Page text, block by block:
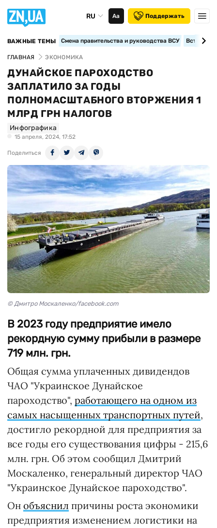
RU Аа Поддержать
ВАЖНЫЕ ТЕМЫ Смена правительства и руководства ВСУ
ГЛАВНАЯ ЭКОНОМИКА
ДУНАЙСКОЕ ПАРОХОДСТВО
ЗАПЛАТИЛО ЗА ГОДЫ
ПОЛНОМАСШТАБНОГО ВТОРЖЕНИЯ 1
МЛРД ГРН НАЛОГОВ
Инфографика
15 апреля, 2024, 17:52
Поделиться
© Дмитро Москаленко/facebook.com
В 2023 году предприятие имело
рекордную сумму прибыли в размере
719 млн. грн.
Общая сумма уплаченных дивидендов
ЧАО "Украинское Дунайское
пароходство", работающего на одном из
самых насыщенных транспортных путей,
достигло рекордной для предприятия за
все годы его существования цифры - 215,6
млн. грн. Об этом сообщил Дмитрий
Москаленко, генеральный директор ЧАО
"Украинское Дунайское пароходство".
Он объяснил причины роста экономики
предприятия изменением логистики на